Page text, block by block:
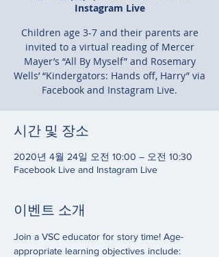
Instagram Live
Children age 3-7 and their parents are
invited to a virtual reading of Mercer
Mayer’s “All By Myself” and Rosemary
Wells’ “Kindergators: Hands off, Harry” via
Facebook and Instagram Live.
시간 및 장소
2020년 4월 24일 오전 10:00 – 오전 10:30
Facebook Live and Instagram Live
이벤트 소개
Join a VSC educator for story time! Age-
appropriate learning objectives include: